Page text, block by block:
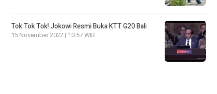
Tok Tok Tok! Jokowi Resmi Buka KTT G20 Bali
15 November 2022 | 10:57 WIB